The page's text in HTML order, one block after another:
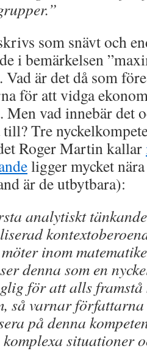
som snävt och
i bemärkelsen
är det då som
för att vidga
Men vad innebär det
Tre
Roger Martin kallar
ligger mycket
är de utbytbara):
analytiskt
inom
denna som en
för att alls framstå
så varnar
på denna
situationer